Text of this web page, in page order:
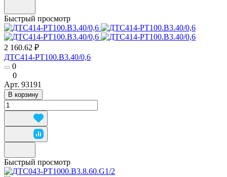
Быстрый просмотр
2 160.62 ₽
ДТС414-РТ100.В3.40/0,6
0
0
Арт. 93191
В корзину
Быстрый просмотр